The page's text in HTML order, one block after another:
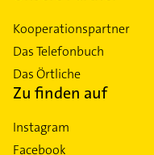
Kooperationspartner
Das Telefonbuch
Das Örtliche
Zu finden auf
Instagram
Facebook